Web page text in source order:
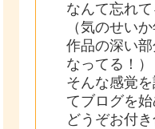
なんて忘れて
（気のせい
作品の深い
なってる！）
そんな感覚
てブログを始
どうぞお付